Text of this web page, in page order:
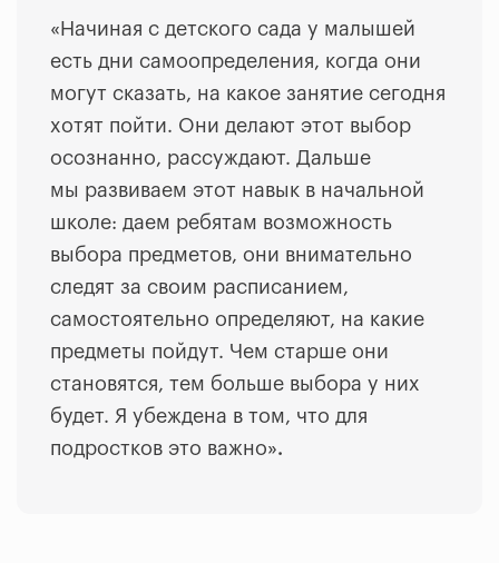
« Начиная с детского сада у малышей
есть дни самоопределения, когда они
могут сказать, на какое занятие сегодня
хотят пойти. Они делают этот выбор
осознанно, рассуждают. Дальше
мы развиваем этот навык в начальной
школе: даем ребятам возможность
выбора предметов, они внимательно
следят за своим расписанием,
самостоятельно определяют, на какие
предметы пойдут. Чем старше они
становятся, тем больше выбора у них
будет. Я убеждена в том, что для
подростков это важно».